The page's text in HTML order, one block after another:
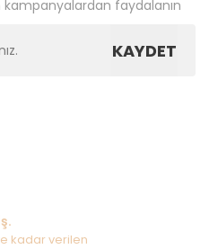
faydalanın
KAYDET
kadar verilen